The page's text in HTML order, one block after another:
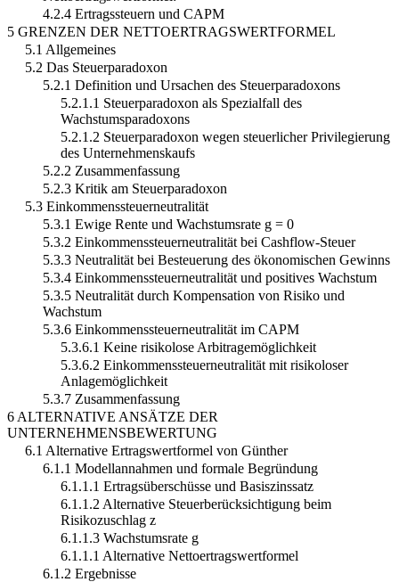
4.2.4 Ertragssteuern und CAPM
5 GRENZEN DER NETTOERTRAGSWERTFORMEL
5.1 Allgemeines
5.2 Das Steuerparadoxon
5.2.1 Definition und Ursachen des Steuerparadoxons
5.2.1.1 Steuerparadoxon als Spezialfall des
Wachstumsparadoxons
5.2.1.2 Steuerparadoxon wegen steuerlicher Privilegierung
des Unternehmenskaufs
5.2.2 Zusammenfassung
5.2.3 Kritik am Steuerparadoxon
5.3 Einkommenssteuerneutralität
5.3.1 Ewige Rente und Wachstumsrate g = 0
5.3.2 Einkommenssteuerneutralität bei Cashflow-Steuer
5.3.3 Neutralität bei Besteuerung des ökonomischen Gewinns
5.3.4 Einkommenssteuerneutralität und positives Wachstum
5.3.5 Neutralität durch Kompensation von Risiko und
Wachstum
5.3.6 Einkommenssteuerneutralität im CAPM
5.3.6.1 Keine risikolose Arbitragemöglichkeit
5.3.6.2 Einkommenssteuerneutralität mit risikoloser
Anlagemöglichkeit
5.3.7 Zusammenfassung
6 ALTERNATIVE ANSÄTZE DER
UNTERNEHMENSBEWERTUNG
6.1 Alternative Ertragswertformel von Günther
6.1.1 Modellannahmen und formale Begründung
6.1.1.1 Ertragsüberschüsse und Basiszinssatz
6.1.1.2 Alternative Steuerberücksichtigung beim
Risikozuschlag z
6.1.1.3 Wachstumsrate g
6.1.1.1 Alternative Nettoertragswertformel
6.1.2 Ergebnisse